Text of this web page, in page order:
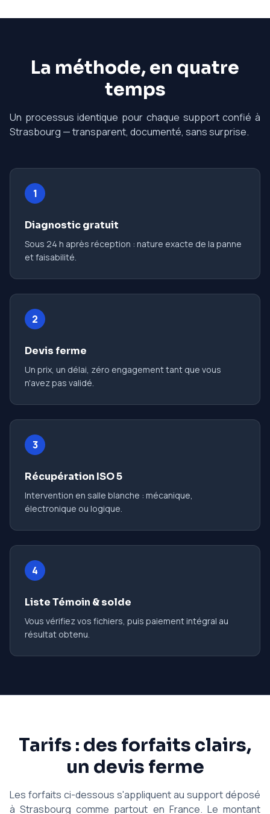
La méthode, en quatre
temps
Un processus identique pour chaque support confié à
Strasbourg — transparent, documenté, sans surprise.
1
Diagnostic gratuit
Sous 24 h après réception : nature exacte de la panne
et faisabilité.
2
Devis ferme
Un prix, un délai, zéro engagement tant que vous
n'avez pas validé.
3
Récupération ISO 5
Intervention en salle blanche : mécanique,
électronique ou logique.
4
Liste Témoin & solde
Vous vérifiez vos fichiers, puis paiement intégral au
résultat obtenu.
Tarifs : des forfaits clairs,
un devis ferme
Les forfaits ci-dessous s'appliquent au support déposé
à Strasbourg comme partout en France. Le montant